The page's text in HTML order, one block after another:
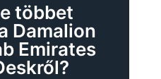
többet
Damalion
Emirates